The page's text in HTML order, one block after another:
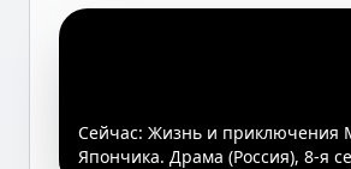
Сейчас: Жизнь и приключения
Япончика. Драма (Россия), 8-я